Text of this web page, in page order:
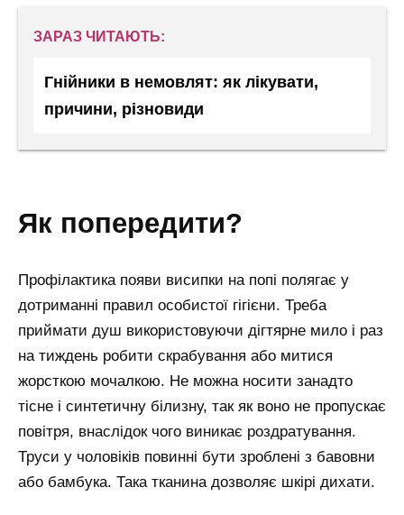
ЗАРАЗ ЧИТАЮТЬ:
Гнійники в немовлят: як лікувати,
причини, різновиди
як попередити?
Профілактика появи висипки на попі полягає у
дотриманні правил особистої гігієни. Треба
приймати душ використовуючи дігтярне мило і раз
на тиждень робити скрабування або митися
жорсткою мочалкою. Не можна носити занадто
тісне і синтетичну білизну, так як воно не пропускає
повітря, внаслідок чого виникає роздратування.
Труси у чоловіків повинні бути зроблені з бавовни
або бамбука. Така тканина дозволяє шкірі дихати.